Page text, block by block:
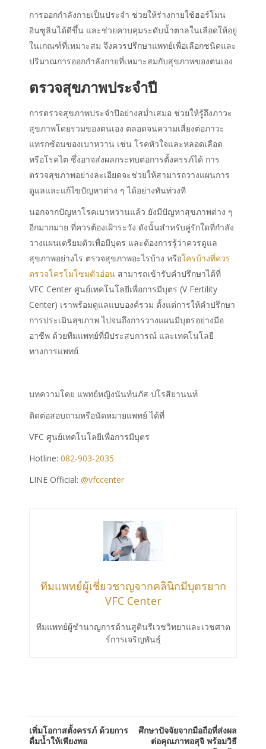
การออกกำลังกายเป็นประจำ ช่วยให้ร่างกายใช้ฮอร์โมน
อินซูลินได้ดีขึ้น และช่วยควบคุมระดับน้ำตาลในเลือดให้อยู่
ในเกณฑ์ที่เหมาะสม จึงควรปรึกษาแพทย์เพื่อเลือกชนิดและ
ปริมาณการออกกำลังกายที่เหมาะสมกับสุขภาพของตนเอง
ตรวจสุขภาพประจำปี
การตรวจสุขภาพประจำปีอย่างสม่ำเสมอ ช่วยให้รู้ถึงภาวะ
สุขภาพโดยรวมของตนเอง ตลอดจนความเสี่ยงต่อภาวะ
แทรกซ้อนของเบาหวาน เช่น โรคหัวใจและหลอดเลือด
หรือโรคไต ซึ่งอาจส่งผลกระทบต่อการตั้งครรภ์ได้ การ
ตรวจสุขภาพอย่างละเอียดจะช่วยให้สามารถวางแผนการ
ดูแลและแก้ไขปัญหาต่าง ๆ ได้อย่างทันท่วงที
นอกจากปัญหาโรคเบาหวานแล้ว ยังมีปัญหาสุขภาพต่าง ๆ
อีกมากมาย ที่ควรต้องเฝ้าระวัง ดังนั้นสำหรับคู่รักใดที่กำลัง
วางแผนเตรียมตัวเพื่อมีบุตร และต้องการรู้ว่าควรดูแล
สุขภาพอย่างไร ตรวจสุขภาพอะไรบ้าง หรือใครบ้างที่ควร
ตรวจโครโมโซมตัวอ่อน สามารถเข้ารับคำปรึกษาได้ที่
VFC Center ศูนย์เทคโนโลยีเพื่อการมีบุตร (V Fertility
Center) เราพร้อมดูแลแบบองค์รวม ตั้งแต่การให้คำปรึกษา
การประเมินสุขภาพ ไปจนถึงการวางแผนมีบุตรอย่างมือ
อาชีพ ด้วยทีมแพทย์ที่มีประสบการณ์ และเทคโนโลยี
ทางการแพทย์
บทความโดย แพทย์หญิงนันท์นภัส ปโรสิยานนท์
ติดต่อสอบถามหรือนัดหมายแพทย์ ได้ที่
VFC ศูนย์เทคโนโลยีเพื่อการมีบุตร
Hotline: 082-903-2035
LINE Official: @vfccenter
ทีมแพทย์ผู้เชี่ยวชาญจากคลินิกมีบุตรยาก
VFC Center
ทีมแพทย์ผู้ชำนาญการด้านสูตินรีเวชวิทยาและเวชศาต
ร์การเจริญพันธ์ุ
เพิ่มโอกาสตั้งครรภ์ ด้วยการ
ดื่มน้ำให้เพียงพอ
ศึกษาปัจจัยจากมือถือที่ส่งผล
ต่อคุณภาพอสุจิ พร้อมวิธี